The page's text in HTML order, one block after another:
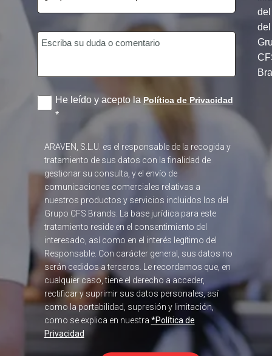
del
del
He leído y acepto laPolítica de Privacidad
*
ARAVEN, S.L.U. es el responsable de la recogida y
tratamiento de sus datos con la finalidad de
gestionar su consulta, y el envío de
comunicaciones comerciales relativas a
nuestros productos y servicios incluidos los del
Grupo CFS Brands. La base jurídica para este
tratamiento reside en el consentimiento del
interesado, así como en el interés legítimo del
Responsable. Con carácter general, sus datos no
serán cedidos a terceros. Le recordamos que, en
cualquier caso, tiene el derecho a acceder,
rectificar y suprimir sus datos personales, así
como la portabilidad, supresión y limitación,
como se explica en nuestra *Política de
Privacidad